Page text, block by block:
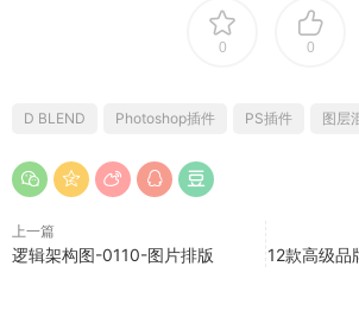
今天就与你分享到这里吧！我是[慢淘时光]
美好。感谢你的关注和阅读。
0 0
D BLEND Photoshop插件 PS插件 图层
上一篇
逻辑架构图-0110-图片排版
12款高级